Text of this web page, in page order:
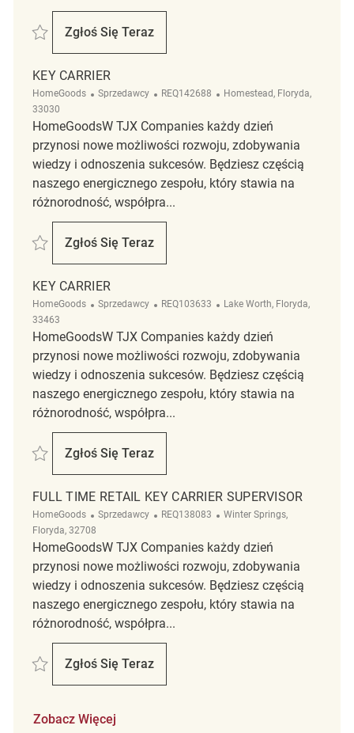
Zapisać Key Carrier REQ117269
Zgłoś Się Teraz
Key Carrier
KEY CARRIER
HomeGoods Kategoria
Sprzedawcy ReqId
REQ142688 Lokalizacja
Homestead, Floryda,
33030
HomeGoodsW TJX Companies każdy dzień
przynosi nowe możliwości rozwoju, zdobywania
wiedzy i odnoszenia sukcesów. Będziesz częścią
naszego energicznego zespołu, który stawia na
różnorodność, współpra...
Zapisać Key Carrier REQ142688
Zgłoś Się Teraz
Key Carrier
KEY CARRIER
HomeGoods Kategoria
Sprzedawcy ReqId
REQ103633 Lokalizacja
Lake Worth, Floryda,
33463
HomeGoodsW TJX Companies każdy dzień
przynosi nowe możliwości rozwoju, zdobywania
wiedzy i odnoszenia sukcesów. Będziesz częścią
naszego energicznego zespołu, który stawia na
różnorodność, współpra...
Zapisać Key Carrier REQ103633
Zgłoś Się Teraz
Key Carrier
FULL TIME RETAIL KEY CARRIER SUPERVISOR
HomeGoods Kategoria
Sprzedawcy ReqId
REQ138083 Lokalizacja
Winter Springs,
Floryda, 32708
HomeGoodsW TJX Companies każdy dzień
przynosi nowe możliwości rozwoju, zdobywania
wiedzy i odnoszenia sukcesów. Będziesz częścią
naszego energicznego zespołu, który stawia na
różnorodność, współpra...
Zapisać Full Time Retail Key Carrier Supervisor REQ138083
Zgłoś Się Teraz
Full Time Retail Key Carrier Supervisor
Zobacz Więcej